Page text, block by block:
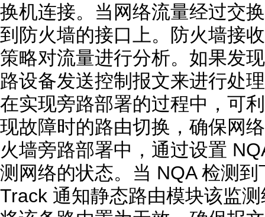
换机连接。当网络流量经过交
到防火墙的接口上。防火墙接
策略对流量进行分析。如果发
路设备发送控制报文来进行处
在实现旁路部署的过程中，可
现故障时的路由切换，确保网
火墙旁路部署中，通过设置
测网络的状态。当 NQA 检测
Track 通知静态路由模块该监